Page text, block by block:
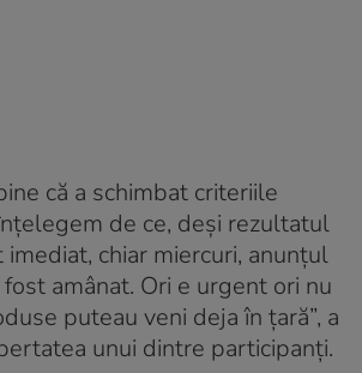
că a schimbat criteriile
de ce, deși rezultatul
chiar miercuri, anunțul
amânat. Ori e urgent ori nu
puteau veni deja în țară”, a
unui dintre participanți.